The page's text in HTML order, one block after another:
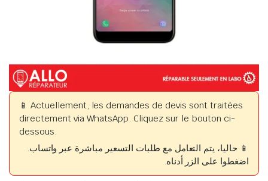
📱 Actuellement, les demandes de devis sont traitées
directement via WhatsApp. Cliquez sur le bouton ci-
dessous.
📱 حاليا، يتم التعامل مع طلبات التسعير مباشرة عبر واتساب.
اضغطوا على الزر أدناه.